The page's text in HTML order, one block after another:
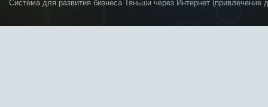
Система для развития бизнеса Тяньши через Интернет (привлечение